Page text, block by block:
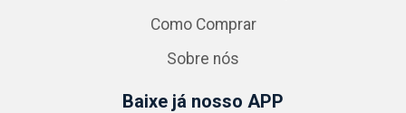
Como Comprar
Sobre nós
Baixe já nosso APP